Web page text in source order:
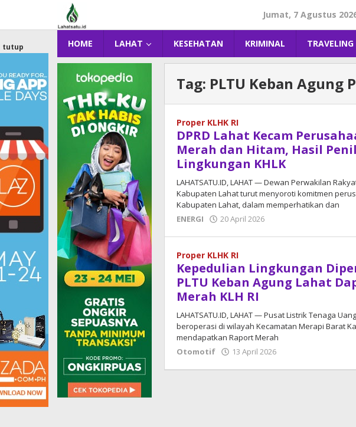
konten
Jumat, 7 Agustus
HOME LAHAT KESEHATAN KRIMINAL TRAVELING
tutup
Tag: PLTU Keban Agung
Proper KLHK RI
DPRD Lahat Kecam
Merah dan Hitam, Hasil
Lingkungan KHLK
LAHATSATU.ID, LAHAT — Dewan Perwakilan
Kabupaten Lahat turut menyoroti komitmen
Kabupaten Lahat, dalam memperhatikan dan
ENERGI
20 April 2026
Proper KLHK RI
Kepedulian Lingkungan
PLTU Keban Agung Lahat
Merah KLH RI
LAHATSATU.ID, LAHAT — Pusat Listrik Tenaga
beroperasi di wilayah Kecamatan Merapi Barat
mendapatkan Raport Merah
Otomotif
13 April 2026